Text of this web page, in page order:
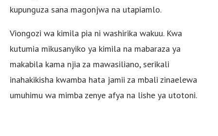
kupunguza sana magonjwa na utapiamlo.
Viongozi wa kimila pia ni washirika wakuu. Kwa
kutumia mikusanyiko ya kimila na mabaraza ya
makabila kama njia za mawasiliano, serikali
inahakikisha kwamba hata jamii za mbali zinaelewa
umuhimu wa mimba zenye afya na lishe ya utotoni.